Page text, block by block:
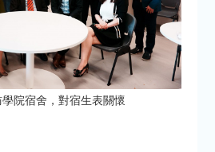
院宿舍，對宿生表關懷